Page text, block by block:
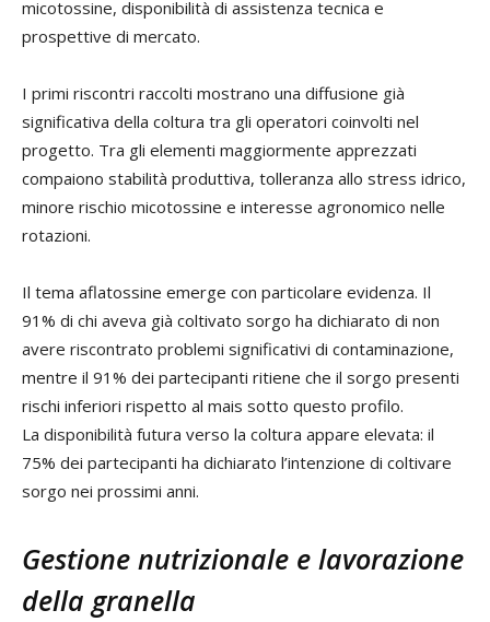
micotossine, disponibilità di assistenza tecnica e
prospettive di mercato.
I primi riscontri raccolti mostrano una diffusione già
significativa della coltura tra gli operatori coinvolti nel
progetto. Tra gli elementi maggiormente apprezzati
compaiono stabilità produttiva, tolleranza allo stress idrico,
minore rischio micotossine e interesse agronomico nelle
rotazioni.
Il tema aflatossine emerge con particolare evidenza. Il
91% di chi aveva già coltivato sorgo ha dichiarato di non
avere riscontrato problemi significativi di contaminazione,
mentre il 91% dei partecipanti ritiene che il sorgo presenti
rischi inferiori rispetto al mais sotto questo profilo.
La disponibilità futura verso la coltura appare elevata: il
75% dei partecipanti ha dichiarato l’intenzione di coltivare
sorgo nei prossimi anni.
Gestione nutrizionale e lavorazione
della granella